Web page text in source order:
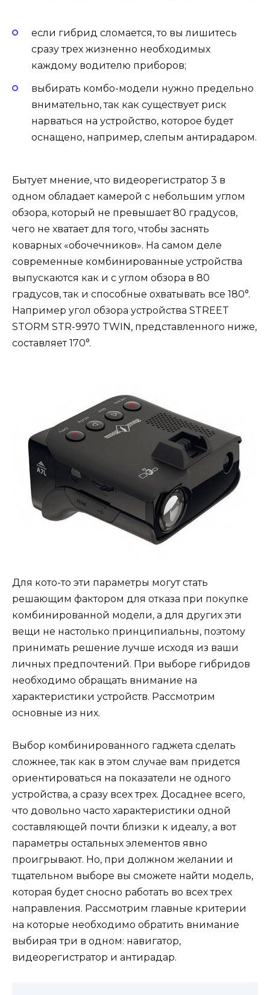
если гибрид сломается, то вы лишитесь
сразу трех жизненно необходимых
каждому водителю приборов;
выбирать комбо-модели нужно предельно
внимательно, так как существует риск
нарваться на устройство, которое будет
оснащено, например, слепым антирадаром.
Бытует мнение, что видеорегистратор 3 в
одном обладает камерой с небольшим углом
обзора, который не превышает 80 градусов,
чего не хватает для того, чтобы заснять
коварных «обочечников». На самом деле
современные комбинированные устройства
выпускаются как и с углом обзора в 80
градусов, так и способные охватывать все 180°.
Например угол обзора устройства STREET
STORM STR-9970 TWIN, представленного ниже,
составляет 170°.
Для кото-то эти параметры могут стать
решающим фактором для отказа при покупке
комбинированной модели, а для других эти
вещи не настолько принципиальны, поэтому
принимать решение лучше исходя из ваши
личных предпочтений. При выборе гибридов
необходимо обращать внимание на
характеристики устройств. Рассмотрим
основные из них.
Выбор комбинированного гаджета сделать
сложнее, так как в этом случае вам придется
ориентироваться на показатели не одного
устройства, а сразу всех трех. Досаднее всего,
что довольно часто характеристики одной
составляющей почти близки к идеалу, а вот
параметры остальных элементов явно
проигрывают. Но, при должном желании и
тщательном выборе вы сможете найти модель,
которая будет сносно работать во всех трех
направления. Рассмотрим главные критерии
на которые необходимо обратить внимание
выбирая три в одном: навигатор,
видеорегистратор и антирадар.